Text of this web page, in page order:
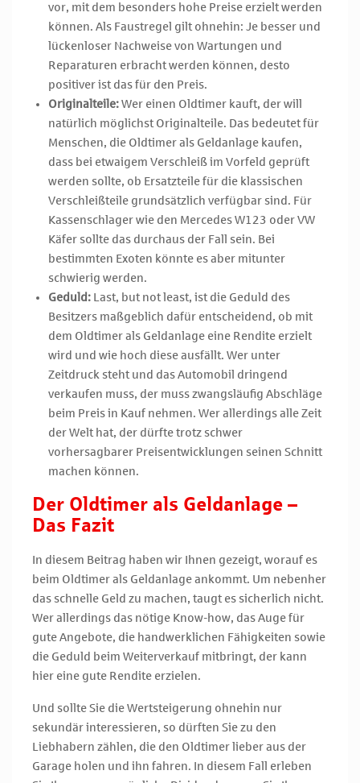
vor, mit dem besonders hohe Preise erzielt werden
können. Als Faustregel gilt ohnehin: Je besser und
lückenloser Nachweise von Wartungen und
Reparaturen erbracht werden können, desto
positiver ist das für den Preis.
Originalteile:Wer einen Oldtimer kauft, der will
natürlich möglichst Originalteile. Das bedeutet für
Menschen, die Oldtimer als Geldanlage kaufen,
dass bei etwaigem Verschleiß im Vorfeld geprüft
werden sollte, ob Ersatzteile für die klassischen
Verschleißteile grundsätzlich verfügbar sind. Für
Kassenschlager wie den Mercedes W123 oder VW
Käfer sollte das durchaus der Fall sein. Bei
bestimmten Exoten könnte es aber mitunter
schwierig werden.
Geduld: Last, but not least, ist die Geduld des
Besitzers maßgeblich dafür entscheidend, ob mit
dem Oldtimer als Geldanlage eine Rendite erzielt
wird und wie hoch diese ausfällt. Wer unter
Zeitdruck steht und das Automobil dringend
verkaufen muss, der muss zwangsläufig Abschläge
beim Preis in Kauf nehmen. Wer allerdings alle Zeit
der Welt hat, der dürfte trotz schwer
vorhersagbarer Preisentwicklungen seinen Schnitt
machen können.
Der Oldtimer als Geldanlage –
Das Fazit
In diesem Beitrag haben wir Ihnen gezeigt, worauf es
beim Oldtimer als Geldanlage ankommt. Um nebenher
das schnelle Geld zu machen, taugt es sicherlich nicht.
Wer allerdings das nötige Know-how, das Auge für
gute Angebote, die handwerklichen Fähigkeiten sowie
die Geduld beim Weiterverkauf mitbringt, der kann
hier eine gute Rendite erzielen.
Und sollte Sie die Wertsteigerung ohnehin nur
sekundär interessieren, so dürften Sie zu den
Liebhabern zählen, die den Oldtimer lieber aus der
Garage holen und ihn fahren. In diesem Fall erleben